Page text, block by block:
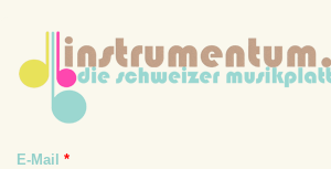
E-Mail *